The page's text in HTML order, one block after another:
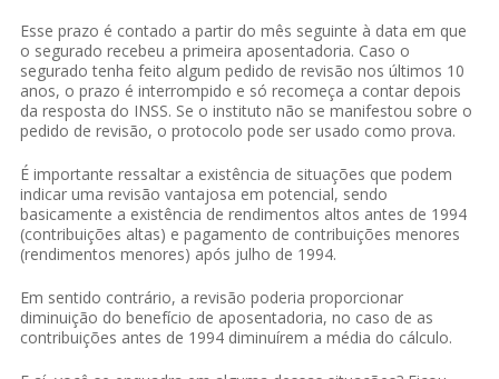
Esse prazo é contado a partir do mês seguinte à data em que
o segurado recebeu a primeira aposentadoria. Caso o
segurado tenha feito algum pedido de revisão nos últimos 10
anos, o prazo é interrompido e só recomeça a contar depois
da resposta do INSS. Se o instituto não se manifestou sobre o
pedido de revisão, o protocolo pode ser usado como prova.
É importante ressaltar a existência de situações que podem
indicar uma revisão vantajosa em potencial, sendo
basicamente a existência de rendimentos altos antes de 1994
(contribuições altas) e pagamento de contribuições menores
(rendimentos menores) após julho de 1994.
Em sentido contrário, a revisão poderia proporcionar
diminuição do benefício de aposentadoria, no caso de as
contribuições antes de 1994 diminuírem a média do cálculo.